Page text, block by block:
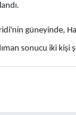
güneyinde,
sonucu iki kişi